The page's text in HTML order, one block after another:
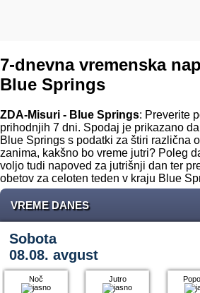
7-dnevna vremenska
Blue Springs
ZDA-Misuri - Blue Springs: Preverite
prihodnjih 7 dni. Spodaj je prikazano
Blue Springs s podatki za štiri različna
zanima, kakšno bo vreme jutri? Poleg
voljo tudi napoved za jutrišnji dan ter
obetov za celoten teden v kraju Blue
VREME DANES
Sobota
08.08. avgust
Noč Jutro